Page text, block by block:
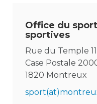
Office du
sportives
Rue du Temple 11
Case Postale
1820 Montreux